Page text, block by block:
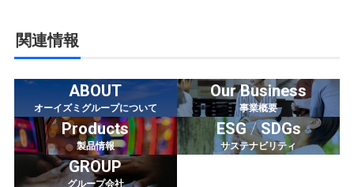
関連情報
ABOUT
オーイズミグループについて
Our Business
事業概要
Products
製品情報
ESG/SDGs
サステナビリティ
GROUP
グループ会社